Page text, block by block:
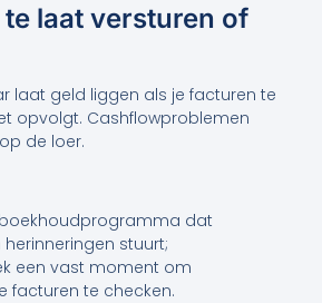
laat versturen of
laat geld liggen als je facturen te
opvolgt. Cashflowproblemen
de loer.
dat
stuurt;
een vast moment om
facturen te checken.